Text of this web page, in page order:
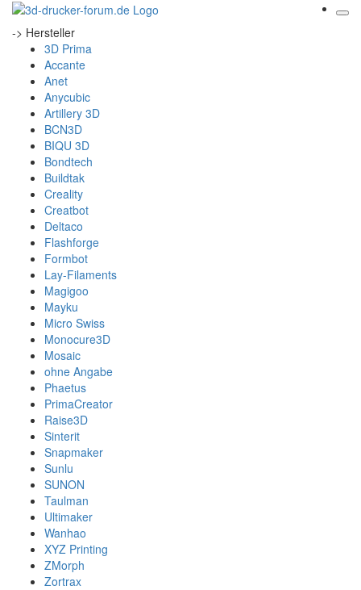
-> Hersteller
3D Prima
Accante
Anet
Anycubic
Artillery 3D
BCN3D
BIQU 3D
Bondtech
Buildtak
Creality
Creatbot
Deltaco
Flashforge
Formbot
Lay-Filaments
Magigoo
Mayku
Micro Swiss
Monocure3D
Mosaic
ohne Angabe
Phaetus
PrimaCreator
Raise3D
Sinterit
Snapmaker
Sunlu
SUNON
Taulman
Ultimaker
Wanhao
XYZ Printing
ZMorph
Zortrax